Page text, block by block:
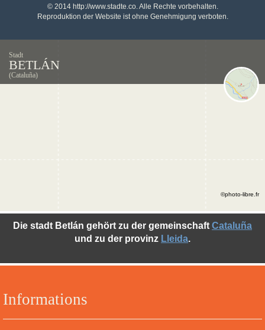
© 2014 http://www.stadte.co. Alle Rechte vorbehalten.
Reproduktion der Website ist ohne Genehmigung verboten.
Stadt
BETLÁN
(Cataluña)
Informations
Die stadt Betlán gehört zu der gemeinschaft Cataluña
und zu der provinz Lleida.
©photo-libre.fr